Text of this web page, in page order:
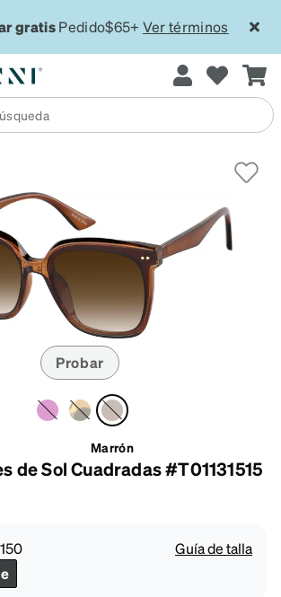
gratisPedido$65+ Ver términos
Probar
Marrón
de Sol Cuadradas #T01131515
150
Guía de talla